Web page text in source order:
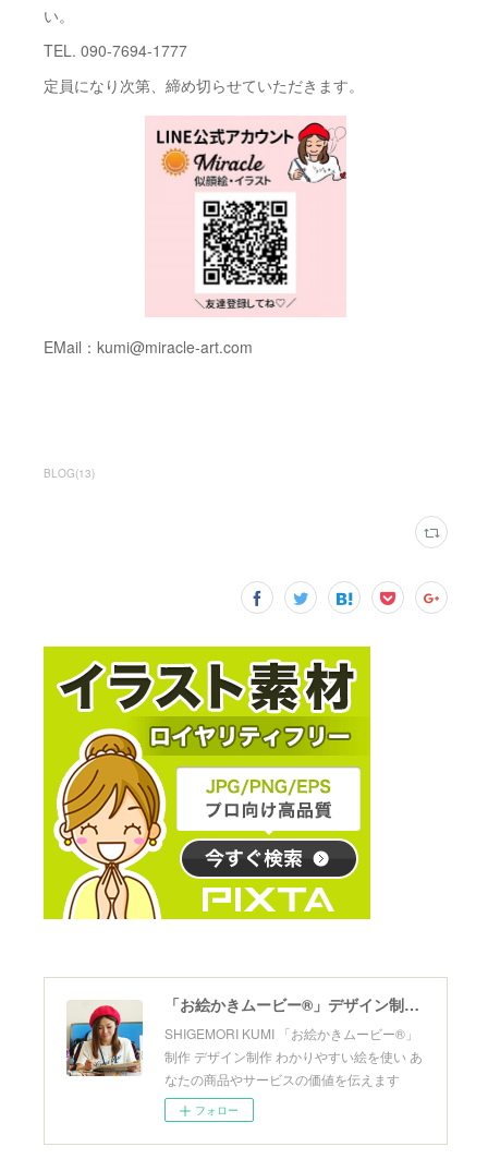
い。
TEL. 090-7694-1777
定員になり次第、締め切らせていただきます。
EMail：kumi@miracle-art.com
BLOG(13)
「お絵かきムービー®」デザイン制作のMiracle
SHIGEMORI KUMI 「お絵かきムービー®」
制作 デザイン制作 わかりやすい絵を使い あ
なたの商品やサービスの価値を伝えます
フォロー